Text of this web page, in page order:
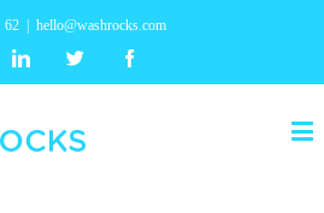
62 hello@washrocks.com
Linkedin Twitter